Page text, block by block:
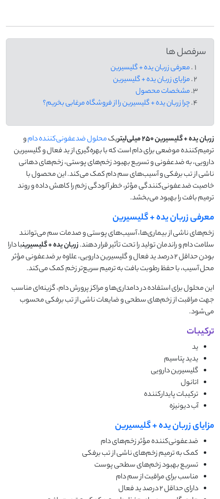
زربان یده + گلیسیرین 250 میلی‌لیتر یکمحلول ضدعفونی‌کننده دامو
ترمیم‌کننده موضعی برای دام است که با بهره‌گیری از ید فعال و گلیسیرین
دارویی، به ضدعفونی و تسریع بهبود زخم‌های پوستی، زخم‌های دهانی
ناشی از تب برفکی و آسیب‌های سم دام کمک می‌کند. این محصول با
خاصیت ضدعفونی‌کنندگی مؤثر، خطر آلودگی زخم را کاهش داده و روند
ترمیم بافت را بهبود می‌بخشد.
معرفی زربان یده + گلیسیرین
زخم‌های ناشی از بیماری‌ها، آسیب‌های پوستی و صدمات سم می‌توانند
سلامت دام و راندمان تولید را تحت تأثیر قرار دهند.زربان یده + گلیسیرینبا دارا
بودن حداقل 2 درصد ید فعال و گلیسیرین دارویی، علاوه بر ضدعفونی مؤثر
محل آسیب، با حفظ رطوبت بافت به ترمیم سریع‌تر زخم کمک می‌کند.
این محلول برای استفاده در دامداری‌ها و مراکز پرورش دام، گزینه‌ای مناسب
جهت مراقبت از زخم‌های سطحی و ضایعات ناشی از تب برفکی محسوب
می‌شود.
ترکیبات
ید
یدید پتاسیم
گلیسیرین دارویی
اتانول
ترکیبات پایدارکننده
آب دیونیزه
مزایای زربان یده + گلیسیرین
ضدعفونی‌کننده مؤثر زخم‌های دام
کمک به ترمیم زخم‌های ناشی از تب برفکی
تسریع بهبود زخم‌های سطحی پوست
مناسب برای مراقبت از سم دام
دارای حداقل 2 درصد ید فعال
سرفصل ها
معرفی زربان یده + گلیسیرین
مزایای زربان یده + گلیسیرین
مشخصات محصول
چرا زربان یده + گلیسیرین را از فروشگاه مرغابی بخریم؟